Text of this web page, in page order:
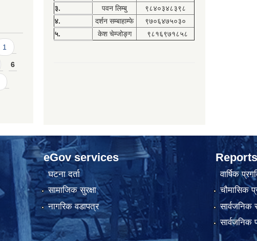
1
6
३.
पवन लिम्बु
९८४०३४८३९८
४.
दर्शन सम्बाहाम्फे
९७०६४७५०३०
५.
केश चेम्जोङ्ग ९८१६९७१८५८
eGov services
घटना दर्ता
सामाजिक सुरक्षा
नागरिक वडापत्र
Reports
वार्षिक
चौमासिक
सार्वजनिक
सार्वजनिक